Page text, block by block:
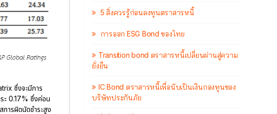
ซึ่งจะมีการ
ะ 0.17% ซึ่งค่อน
ารผิดนัดชำระสูง
5 สิ่งควรรู้ก่อนลงทุนตราสารหนี้
การออก ESG Bond ของไทย
Transition bond ตราสารหนี้เปลี่ยนผ่านสู่ความ
ยั่งยืน
IC Bond ตราสารหนี้เพื่อนับเป็นเงินกองทุนของ
บริษัทประกันภัย